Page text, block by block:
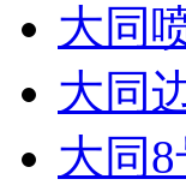
大同
大同
大同